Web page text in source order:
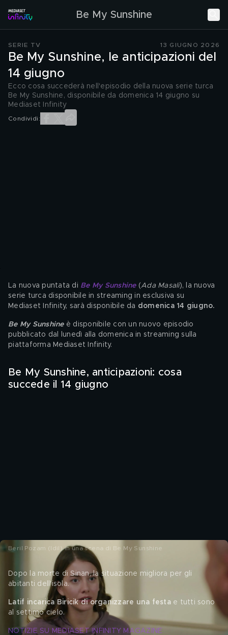
Be My Sunshine
SERIE TV 13 GIUGNO 2026
Be My Sunshine, le anticipazioni del
14 giugno
Ecco cosa succederà nell'episodio della nuova serie turca
Be My Sunshine, disponibile da domenica 14 giugno su
Mediaset Infinity
Condividi:
La nuova puntata di Be My Sunshine (Ada Masali), la nuova
serie turca disponibile in streaming in esclusiva su
Mediaset Infinity, sarà disponibile da domenica 14 giugno.
Be My Sunshine è disponibile con un nuovo episodio
pubblicato dal lunedì alla domenica in streaming sulla
piattaforma Mediaset Infinity.
Be My Sunshine, anticipazioni: cosa
succede il 14 giugno
Beril Pozam (Idil) in una scena di Be My Sunshine
Dopo la morte di Sinan, la situazione migliora per gli
abitanti dell'isola.
Latif incarica Biricik di organizzare una festa e tutti sono
al settimo cielo.
NOTIZIE SU MEDIASET INFINITY MAGAZINE